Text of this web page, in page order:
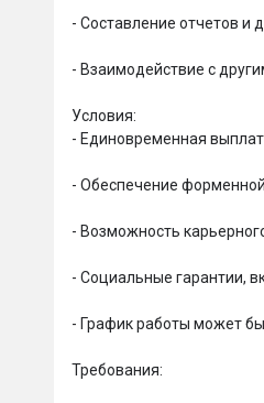
- Составление отчетов и
- Взаимодействие с
Условия:
- Единовременная
- Обеспечение
- Возможность
- Социальные гарантии,
- График работы может
Требования: